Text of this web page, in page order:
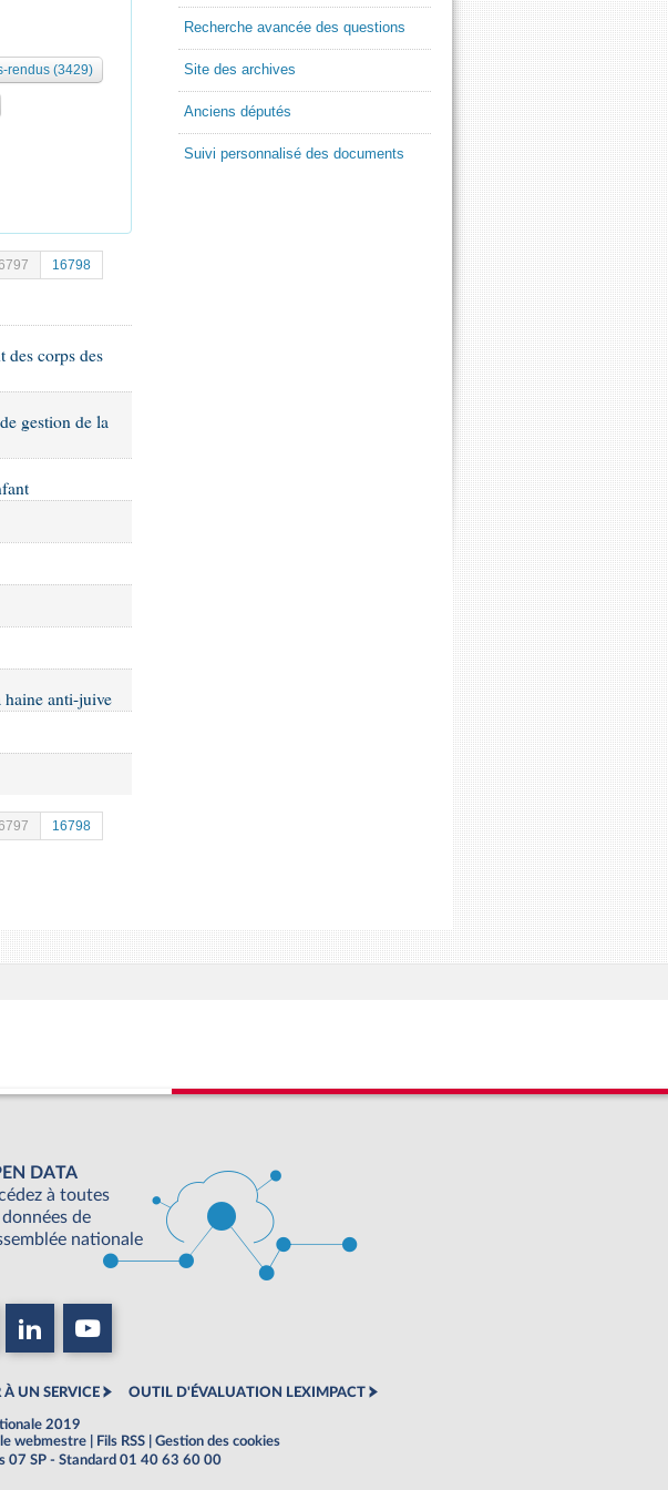
rendus (3429)
16798
des corps des
gestion de la
haine anti-juive
16798
Recherche avancée des questions
Site des archives
Anciens députés
Suivi personnalisé des documents
DATA
à toutes
données de
nationale
UN SERVICE OUTIL D'ÉVALUATION LEXIMPACT
2019
webmestre Fils RSS
Gestion des cookies
07 SP - Standard 01 40 63 60 00